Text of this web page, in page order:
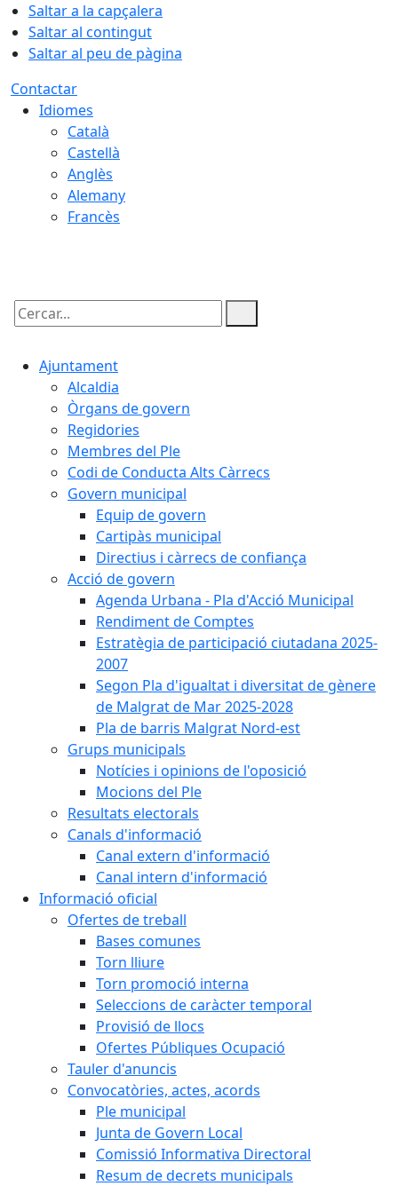
Saltar a la capçalera
Saltar al contingut
Saltar al peu de pàgina
Contactar
Idiomes
Català
Castellà
Anglès
Alemany
Francès
Cercar:
Ajuntament
Alcaldia
Òrgans de govern
Regidories
Membres del Ple
Codi de Conducta Alts Càrrecs
Govern municipal
Equip de govern
Cartipàs municipal
Directius i càrrecs de confiança
Acció de govern
Agenda Urbana - Pla d'Acció Municipal
Rendiment de Comptes
Estratègia de participació ciutadana 2025-
2007
Segon Pla d'igualtat i diversitat de gènere
de Malgrat de Mar 2025-2028
Pla de barris Malgrat Nord-est
Grups municipals
Notícies i opinions de l'oposició
Mocions del Ple
Resultats electorals
Canals d'informació
Canal extern d'informació
Canal intern d'informació
Informació oficial
Ofertes de treball
Bases comunes
Torn lliure
Torn promoció interna
Seleccions de caràcter temporal
Provisió de llocs
Ofertes Públiques Ocupació
Tauler d'anuncis
Convocatòries, actes, acords
Ple municipal
Junta de Govern Local
Comissió Informativa Directoral
Resum de decrets municipals